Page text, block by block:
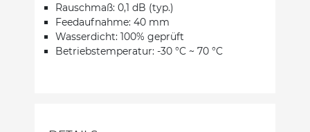
Rauschmaß: 0,1 dB (typ.)
Feedaufnahme: 40 mm
Wasserdicht: 100% geprüft
Betriebstemperatur: -30 °C ~ 70 °C